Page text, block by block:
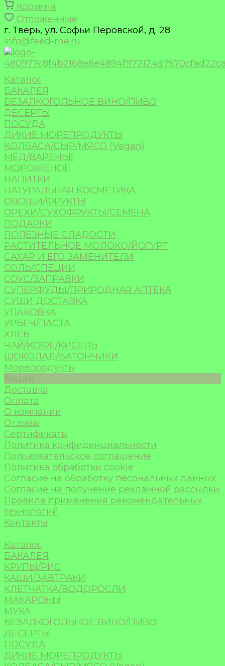
Корзина
Отложенные
г. Тверь, ул. Софьи Перовской, д. 28
info@feed-me.ru
Каталог
БАКАЛЕЯ
БЕЗАЛКОГОЛЬНОЕ ВИНО/ПИВО
ДЕСЕРТЫ
ПОСУДА
ДИКИЕ МОРЕПРОДУКТЫ
КОЛБАСА/СЫР/МЯСО (Vegan)
МЁД/ВАРЕНЬЕ
МОРОЖЕНОЕ
НАПИТКИ
НАТУРАЛЬНАЯ КОСМЕТИКА
ОВОЩИ/ФРУКТЫ
ОРЕХИ/СУХОФРУКТЫ/СЕМЕНА
ПОДАРКИ
ПОЛЕЗНЫЕ СЛАДОСТИ
РАСТИТЕЛЬНОЕ МОЛОКО/ЙОГУРТ
САХАР И ЕГО ЗАМЕНИТЕЛИ
СОЛЬ/СПЕЦИИ
СОУС/ЗАПРАВКИ
СУПЕРФУДЫ/ПРИРОДНАЯ АПТЕКА
СУШИ ДОСТАВКА
УПАКОВКА
УРБЕЧ/ПАСТА
ХЛЕБ
ЧАЙ/КОФЕ/КИСЕЛЬ
ШОКОЛАД/БАТОНЧИКИ
Морепродукты
Акции
Доставка
Оплата
О компании
Отзывы
Сертификаты
Политика конфиденциальности
Пользовательское соглашение
Политика обработки cookie
Согласие на обработку песональных данных
Согласие на получение рекламной рассылки
Правила применения рекомендательных
технологий
Контакты
...
Каталог
БАКАЛЕЯ
КРУПЫ/РИС
КАШИ/ЗАВТРАКИ
КЛЕТЧАТКА/ВОДОРОСЛИ
МАКАРОНЫ
МУКА
БЕЗАЛКОГОЛЬНОЕ ВИНО/ПИВО
ДЕСЕРТЫ
ПОСУДА
ДИКИЕ МОРЕПРОДУКТЫ